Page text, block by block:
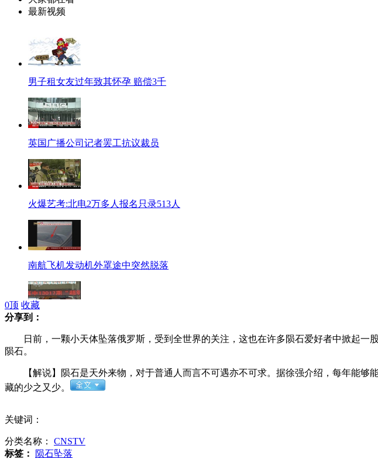
最新视频
男子租女友过年致其怀孕 赔偿3千
英国广播公司记者罢工抗议裁员
火爆艺考:北电2万多人报名只录513人
南航飞机发动机外罩途中突然脱落
凯里山体仍零星崩塌施救难度极大
贵州山体滑坡5名失踪者身份查明
0顶 收藏
分享到：
日前，一颗小天体坠落俄罗斯，受到全世界的关注，这也在许多陨石爱好者中掀起一
陨石。
【解说】陨石是天外来物，对于普通人而言不可遇亦不可求。据徐强介绍，每年能够
藏的少之又少。
关键词：
分类名称： CNSTV
标签：
陨石坠落